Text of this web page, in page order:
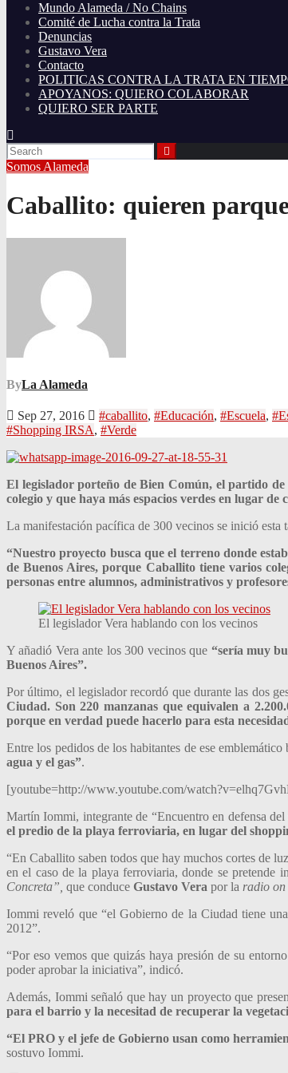
Mundo Alameda / No Chains
Comité de Lucha contra la Trata
Denuncias
Gustavo Vera
Contacto
POLITICAS CONTRA LA TRATA EN
APOYANOS: QUIERO COLABORAR
QUIERO SER PARTE
Somos Alameda
Caballito: quieren
ByLa Alameda
Sep 27, 2016 #caballito, #Educación, #Escuela,
#Shopping IRSA, #Verde
El legislador porteño de Bien Común, el partido
colegio y que haya más espacios verdes en lugar
La manifestación pacífica de 300 vecinos se inició esta
“Nuestro proyecto busca que el terreno donde
de Buenos Aires, porque Caballito tiene varios
personas entre alumnos, administrativos y
El legislador Vera hablando con los vecinos
Y añadió Vera ante los 300 vecinos que “sería muy
Buenos Aires”.
Por último, el legislador recordó que durante las dos
Ciudad. Son 220 manzanas que equivalen a
porque en verdad puede hacerlo para esta
Entre los pedidos de los habitantes de ese
agua y el gas”.
[youtube=http://www.youtube.com/
Martín Iommi, integrante de “Encuentro en defensa
el predio de la playa ferroviaria, en lugar del
“En Caballito saben todos que hay muchos cortes de
en el caso de la playa ferroviaria, donde se pretende
Concreta”, que conduce Gustavo Vera por la radio on
Iommi reveló que “el Gobierno de la Ciudad tiene
2012”.
“Por eso vemos que quizás haya presión de su
poder aprobar la iniciativa”, indicó.
Además, Iommi señaló que hay un proyecto que
para el barrio y la necesitad de recuperar la
“El PRO y el jefe de Gobierno usan como
sostuvo Iommi.